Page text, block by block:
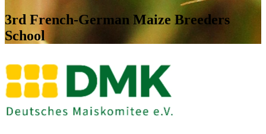
3rd French-German Maize Breeders
School